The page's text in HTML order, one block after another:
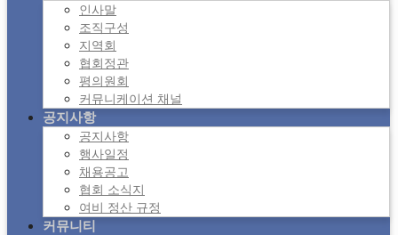
인사말
조직구성
지역회
협회정관
평의원회
커뮤니케이션 채널
공지사항
공지사항
행사일정
채용공고
협회 소식지
여비 정산 규정
커뮤니티